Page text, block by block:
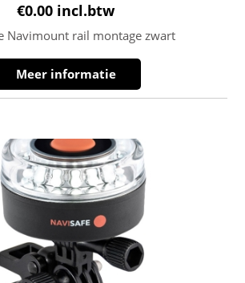
€0.00 incl.btw
Navimount rail montage zwart
Meer informatie